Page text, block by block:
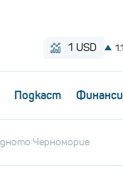
Пoдкаст Финанси
Черноморие